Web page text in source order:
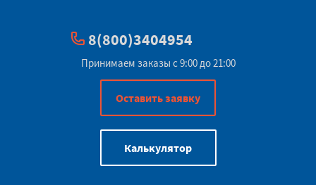
8(800)3404954
Принимаем заказы с 9:00 до 21:00
Оставить заявку
Калькулятор